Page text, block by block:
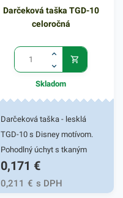
Darčeková taška TGD-10
celoročná
Skladom
Darčeková taška - lesklá
TGD-10 s Disney motívom.
Pohodlný úchyt s tkaným
uchom. Stabilitu zaručí
ploché dno s kvalitným
lepením. Gramáž papiera
0,171 €
0,211 € s DPH